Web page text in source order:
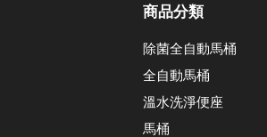
商品分類
除菌全自動馬桶
全自動馬桶
溫水洗淨便座
馬桶